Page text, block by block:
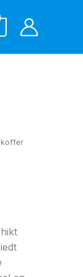
koffer